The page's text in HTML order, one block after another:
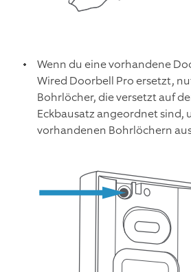
Wenn du eine vorhandene
Wired Doorbell Pro ersetzt,
Bohrlöcher, die versetzt auf
Eckbausatz angeordnet sind,
vorhandenen Bohrlöchern